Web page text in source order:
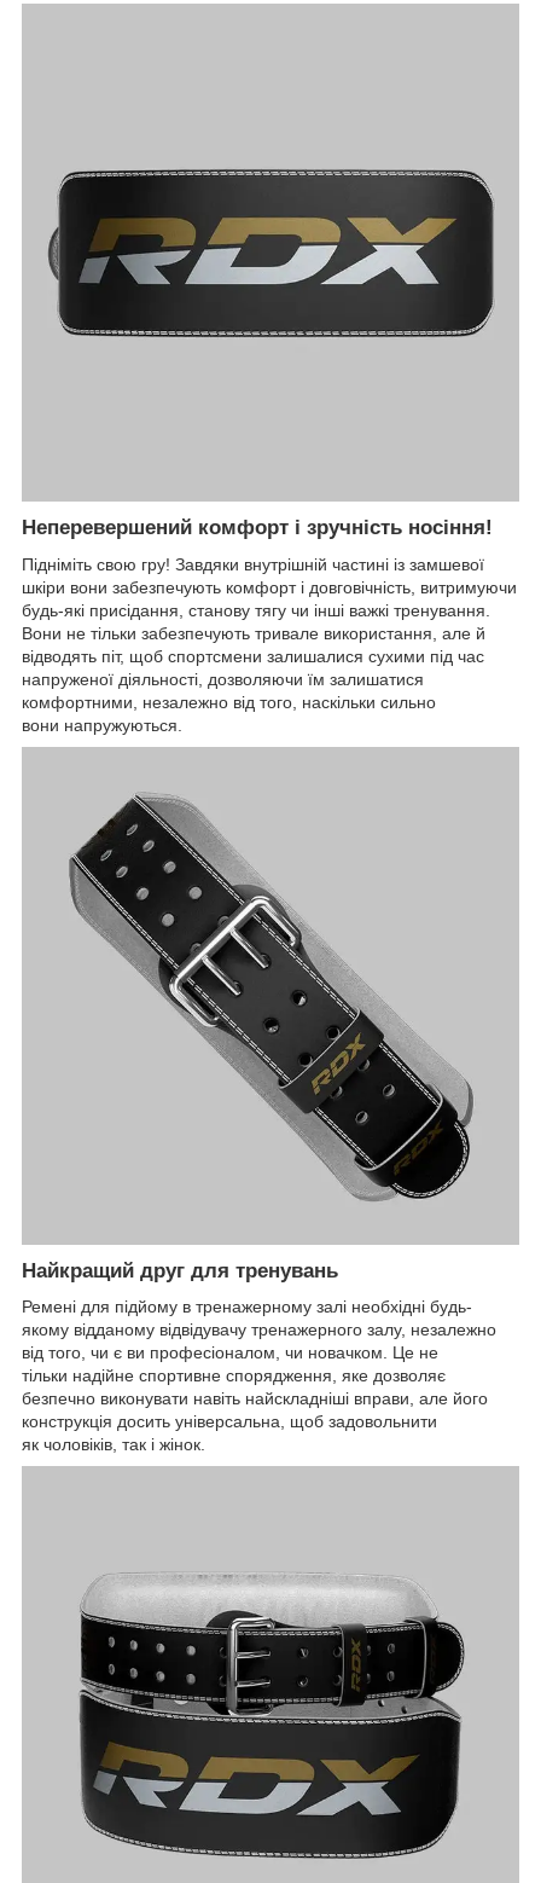
Неперевершений комфорт і зручність носіння!
Підніміть свою гру! Завдяки внутрішній частині із замшевої
шкіри вони забезпечують комфорт і довговічність, витримуючи
будь-які присідання, станову тягу чи інші важкі тренування.
Вони не тільки забезпечують тривале використання, але й
відводять піт, щоб спортсмени залишалися сухими під час
напруженої діяльності, дозволяючи їм залишатися
комфортними, незалежно від того, наскільки сильно
вони напружуються.
Найкращий друг для тренувань
Ремені для підйому в тренажерному залі необхідні будь-
якому відданому відвідувачу тренажерного залу, незалежно
від того, чи є ви професіоналом, чи новачком. Це не
тільки надійне спортивне спорядження, яке дозволяє
безпечно виконувати навіть найскладніші вправи, але його
конструкція досить універсальна, щоб задовольнити
як чоловіків, так і жінок.